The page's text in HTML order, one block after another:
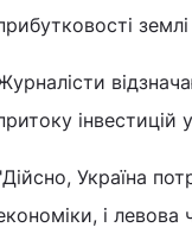
Україна
і левова